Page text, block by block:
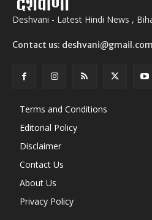
Deshvani - Latest Hindi News ,
Contact us: deshvani@gmail.com
Terms and Conditions
Editorial Policy
Disclaimer
Contact Us
About Us
Privacy Policy